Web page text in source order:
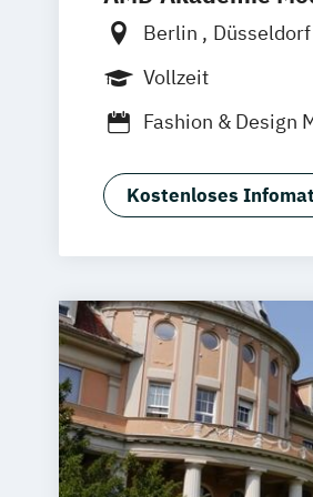
Berlin Düsseldorf
Online-Campus
Vollzeit
Fashion & Design
Luxury
Marken- &
Kostenloses